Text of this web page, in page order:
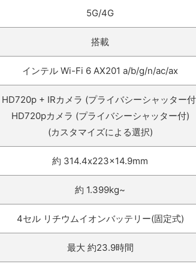
5G/4G
搭載
インテル Wi-Fi 6 AX201 a/b/g/n/ac/ax
HD720p + IRカメラ (プライバシーシャッター
HD720pカメラ (プライバシーシャッター付)
(カスタマイズによる選択)
約 314.4x223x14.9mm
約 1.399kg~
4セル リチウムイオンバッテリー(固定式)
最大 約23.9時間